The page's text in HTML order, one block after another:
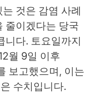
것은 감염 사례
줄이겠다는 당국
니다. 토요일까지
월 9일 이후
보고했으며, 이는
수치입니다.